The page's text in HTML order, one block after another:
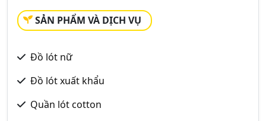
SẢN PHẨM VÀ DỊCH VỤ
Đồ lót nữ
Đồ lót xuất khẩu
Quần lót cotton